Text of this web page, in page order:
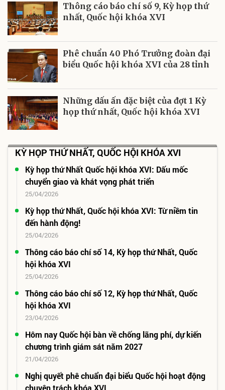
Thông cáo báo chí số 9, Kỳ họp thứ
nhất, Quốc hội khóa XVI
Phê chuẩn 40 Phó Trưởng đoàn đại
biểu Quốc hội khóa XVI của 28 tỉnh
Những dấu ấn đặc biệt của đợt 1 Kỳ
họp thứ nhất, Quốc hội khóa XVI
KỲ HỌP THỨ NHẤT, QUỐC HỘI KHÓA XVI
Kỳ họp thứ Nhất Quốc hội khóa XVI: Dấu mốc
chuyển giao và khát vọng phát triển
25/04/2026
Kỳ họp thứ Nhất, Quốc hội khóa XVI: Từ niềm tin
đến hành động!
25/04/2026
Thông cáo báo chí số 14, Kỳ họp thứ Nhất, Quốc
hội khóa XVI
25/04/2026
Thông cáo báo chí số 12, Kỳ họp thứ Nhất, Quốc
hội khóa XVI
23/04/2026
Hôm nay Quốc hội bàn về chống lãng phí, dự kiến
chương trình giám sát năm 2027
21/04/2026
Nghị quyết phê chuẩn đại biểu Quốc hội hoạt động
chuyên trách khóa XVI